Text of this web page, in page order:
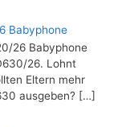
Babyphone
26 Babyphone
26. Lohnt
Eltern mehr
ausgeben?[…]